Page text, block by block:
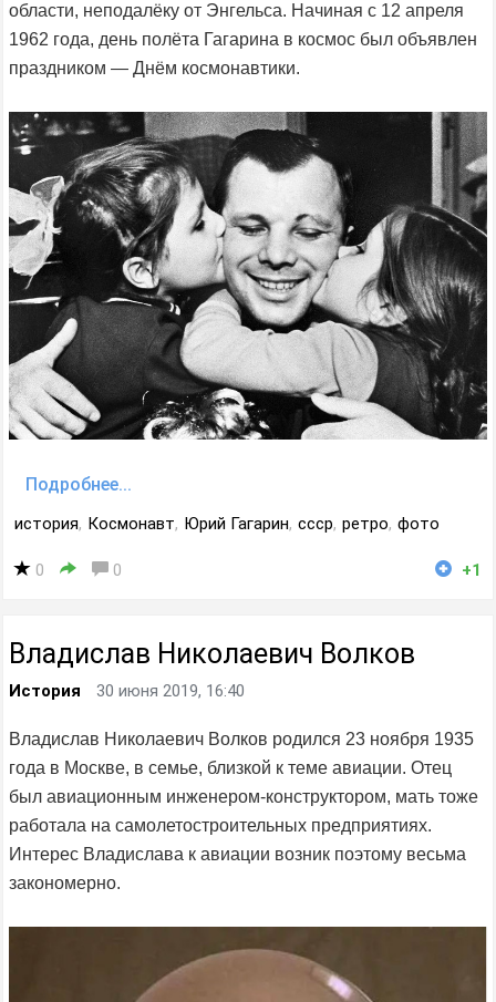
области, неподалёку от Энгельса. Начиная с 12 апреля
1962 года, день полёта Гагарина в космос был объявлен
праздником — Днём космонавтики.
Подробнее...
история, Космонавт, Юрий Гагарин, ссср, ретро, фото
0 0 +1
Владислав Николаевич Волков
История 30 июня 2019, 16:40
Владислав Николаевич Волков родился 23 ноября 1935
года в Москве, в семье, близкой к теме авиации. Отец
был авиационным инженером-конструктором, мать тоже
работала на самолетостроительных предприятиях.
Интерес Владислава к авиации возник поэтому весьма
закономерно.